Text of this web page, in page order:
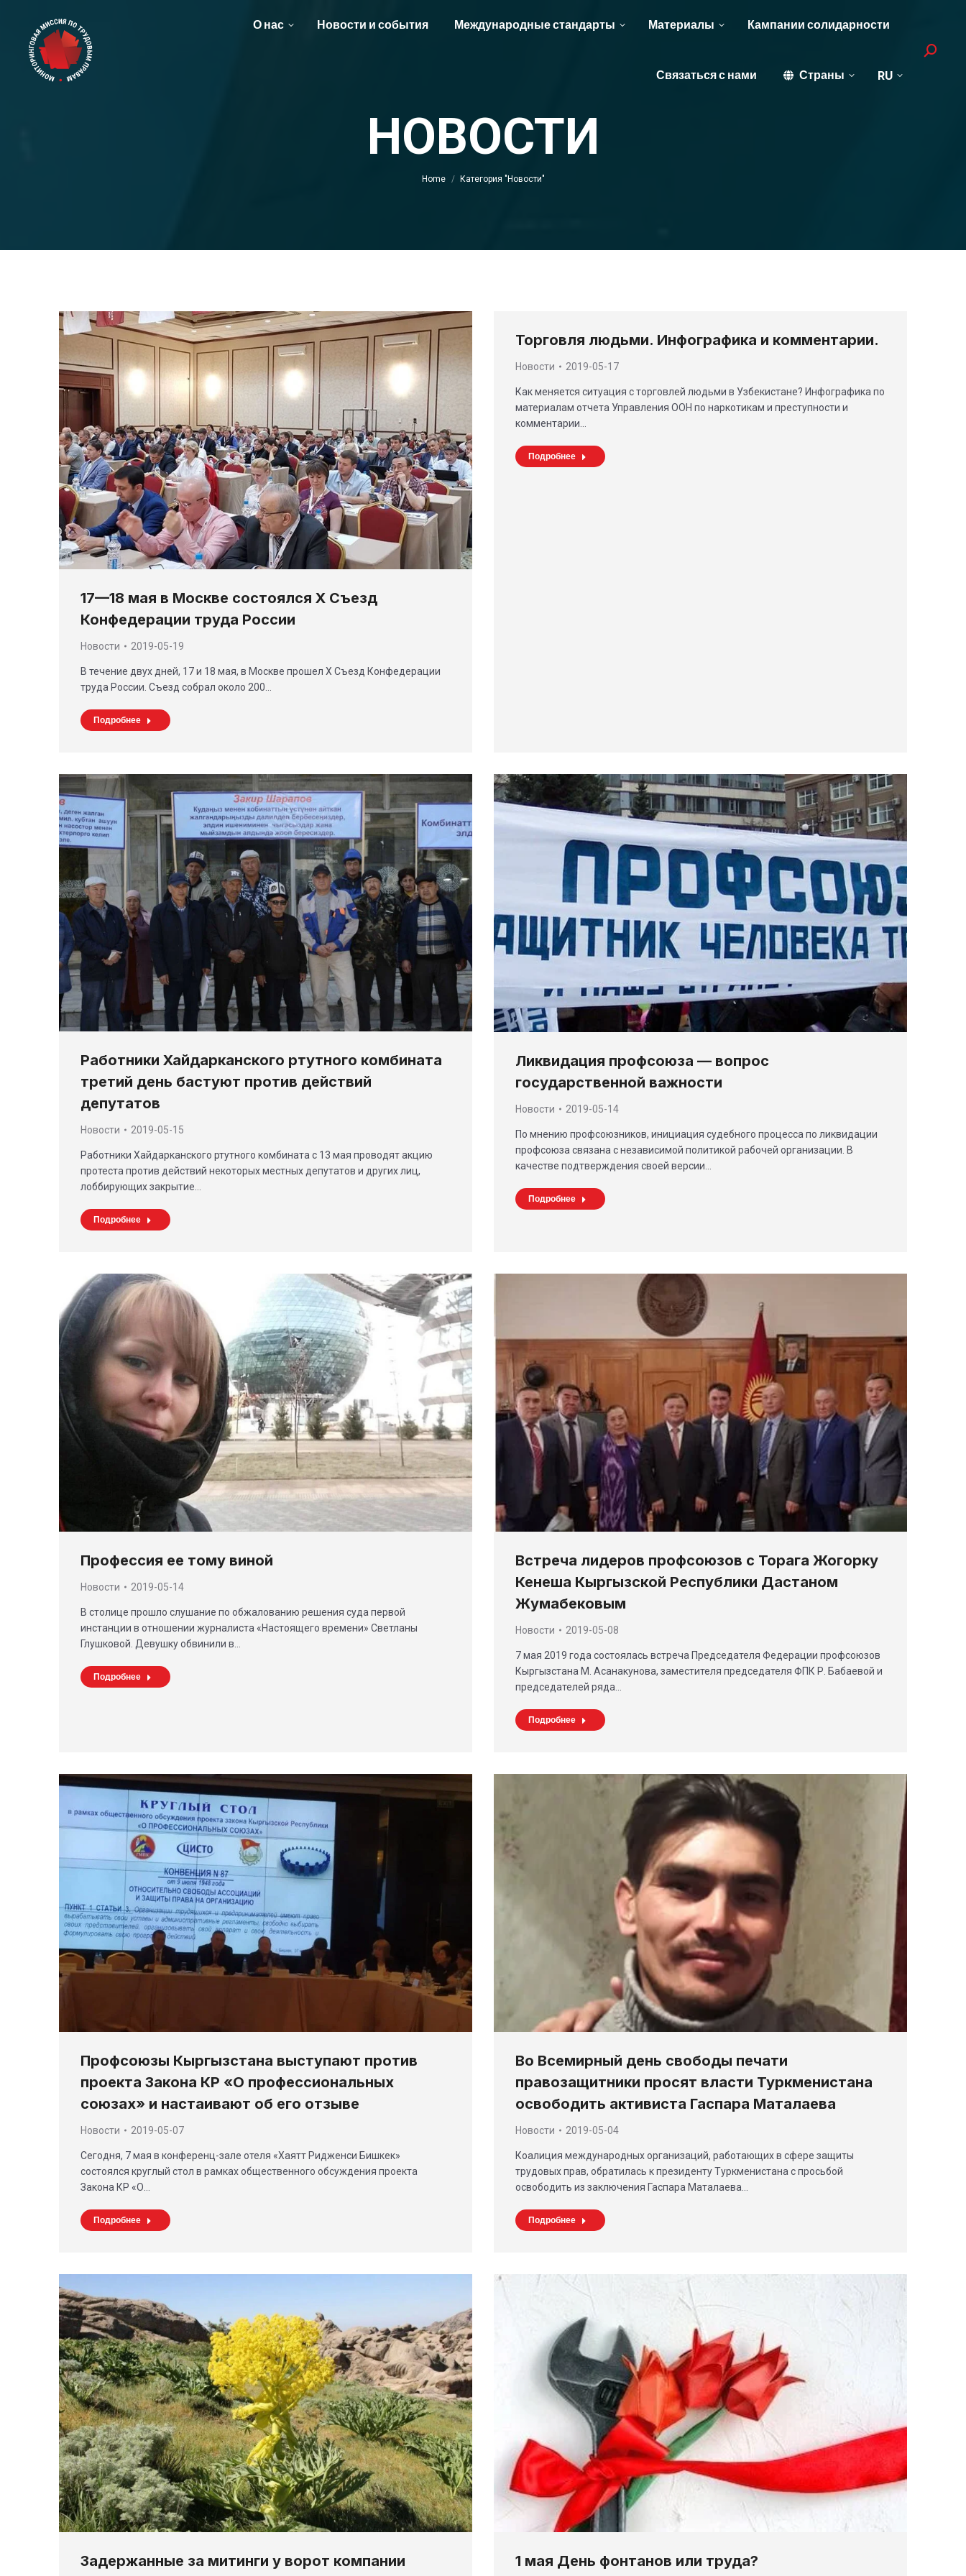
О нас Новости и события Международные стандарты Материалы Кампании солидарности
Связаться с нами Страны RU
Search:
НОВОСТИ
You are here:
Home Категория "Новости"
17—18 мая в Москве состоялся X Съезд
Конфедерации труда России
Новости 2019-05-19
В течение двух дней, 17 и 18 мая, в Москве прошел X Съезд Конфедерации
труда России. Съезд собрал около 200…
Подробнее
Торговля людьми. Инфографика и комментарии.
Новости 2019-05-17
Как меняется ситуация с торговлей людьми в Узбекистане? Инфографика по
материалам отчета Управления ООН по наркотикам и преступности и
комментарии…
Подробнее
Работники Хайдарканского ртутного комбината
третий день бастуют против действий
депутатов
Новости 2019-05-15
Работники Хайдарканского ртутного комбината с 13 мая проводят акцию
протеста против действий некоторых местных депутатов и других лиц,
лоббирующих закрытие…
Подробнее
Ликвидация профсоюза — вопрос
государственной важности
Новости 2019-05-14
По мнению профсоюзников, инициация судебного процесса по ликвидации
профсоюза связана с независимой политикой рабочей организации. В
качестве подтверждения своей версии…
Подробнее
Профессия ее тому виной
Новости 2019-05-14
В столице прошло слушание по обжалованию решения суда первой
инстанции в отношении журналиста «Настоящего времени» Светланы
Глушковой. Девушку обвинили в…
Подробнее
Встреча лидеров профсоюзов с Торага Жогорку
Кенеша Кыргызской Республики Дастаном
Жумабековым
Новости 2019-05-08
7 мая 2019 года состоялась встреча Председателя Федерации профсоюзов
Кыргызстана М. Асанакунова, заместителя председателя ФПК Р. Бабаевой и
председателей ряда…
Подробнее
Профсоюзы Кыргызстана выступают против
проекта Закона КР «О профессиональных
союзах» и настаивают об его отзыве
Новости 2019-05-07
Сегодня, 7 мая в конференц-зале отеля «Хаятт Ридженси Бишкек»
состоялся круглый стол в рамках общественного обсуждения проекта
Закона КР «О…
Подробнее
Во Всемирный день свободы печати
правозащитники просят власти Туркменистана
освободить активиста Гаспара Маталаева
Новости 2019-05-04
Коалиция международных организаций, работающих в сфере защиты
трудовых прав, обратилась к президенту Туркменистана с просьбой
освободить из заключения Гаспара Маталаева…
Подробнее
Задержанные за митинги у ворот компании
1 мая День фонтанов или труда?